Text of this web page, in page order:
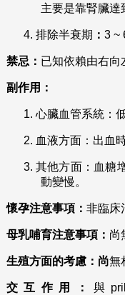
主要是靠腎臟達
4. 排除半衰期 ： 3 ~
禁忌： 已知依賴由右向
副作用：
1. 心臟血管系統：
2. 血液方面：出血
3.其他方面：血糖
動變慢。
懷孕注意事項： 非臨床
母乳哺育注意事項： 尚
生殖方面的考慮：尚無
交互作用： 與